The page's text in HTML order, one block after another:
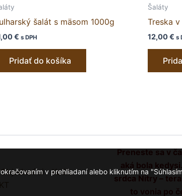
šalát s mäsom 1000g
€ s DPH
Pridať do košíka
Šaláty
Treska
12,00€ s
Objednať si
Košík
Preneste sa v
aká bola
srdca Nitry –
to vonia po
v prehliadaní alebo kliknutím na